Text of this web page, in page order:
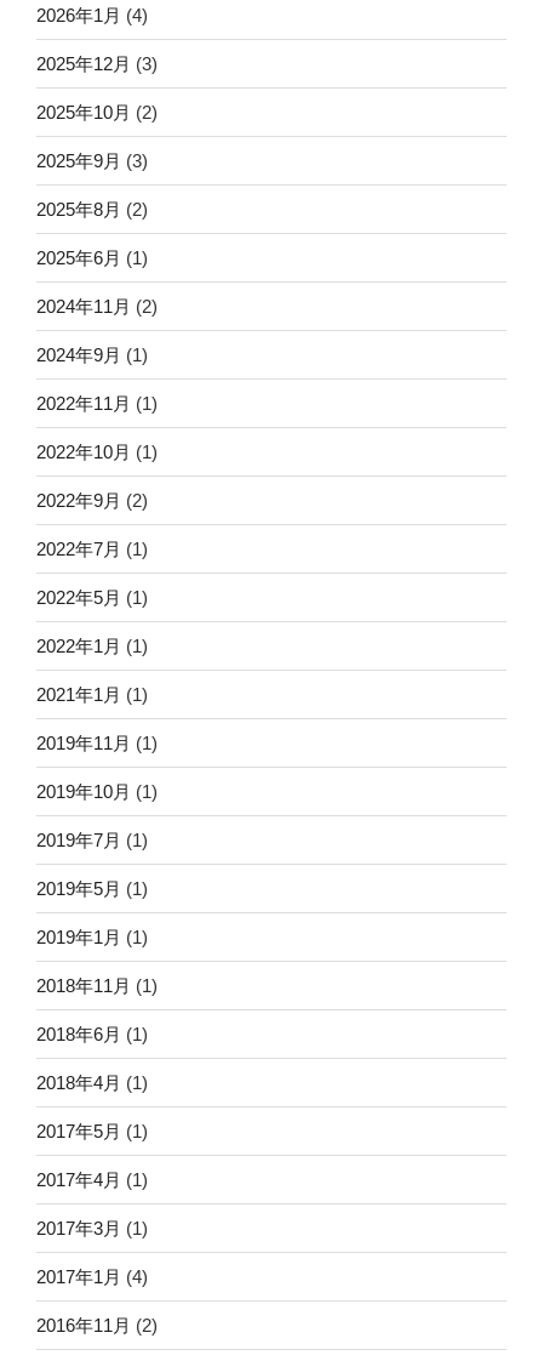
2026年1月 (4)
2025年12月 (3)
2025年10月 (2)
2025年9月 (3)
2025年8月 (2)
2025年6月 (1)
2024年11月 (2)
2024年9月 (1)
2022年11月 (1)
2022年10月 (1)
2022年9月 (2)
2022年7月 (1)
2022年5月 (1)
2022年1月 (1)
2021年1月 (1)
2019年11月 (1)
2019年10月 (1)
2019年7月 (1)
2019年5月 (1)
2019年1月 (1)
2018年11月 (1)
2018年6月 (1)
2018年4月 (1)
2017年5月 (1)
2017年4月 (1)
2017年3月 (1)
2017年1月 (4)
2016年11月 (2)